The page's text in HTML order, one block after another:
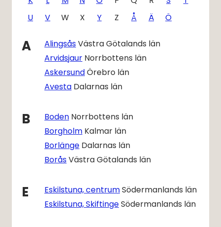
U
V W X Y Z Å Ä Ö
A AlingsåsVästra Götalands län
Arvidsjaur Norrbottens län
AskersundÖrebro län
Avesta Dalarnas län
B Boden Norrbottens län
Borgholm Kalmar län
Borlänge Dalarnas län
BoråsVästra Götalands län
E Eskilstuna, centrumSödermanlands län
Eskilstuna, SkiftingeSödermanlands län